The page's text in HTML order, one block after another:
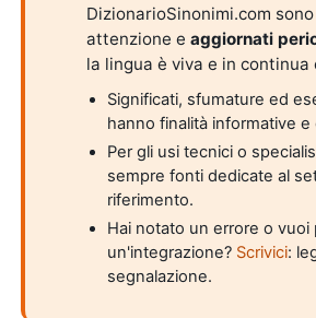
DizionarioSinonimi.com
attenzione eaggiornati
la lingua è viva e in continua
Significati, sfumature ed
hanno finalità informative e
Per gli usi tecnici o
sempre fonti dedicate al
riferimento.
Hai notato un errore o vuoi
un'integrazione? Scrivici:
segnalazione.